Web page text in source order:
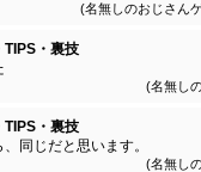
(名無しのおじさん
TIPS・裏技
(名無し
TIPS・裏技
同じだと思います。
スローターセットの一つにそ
(名無し